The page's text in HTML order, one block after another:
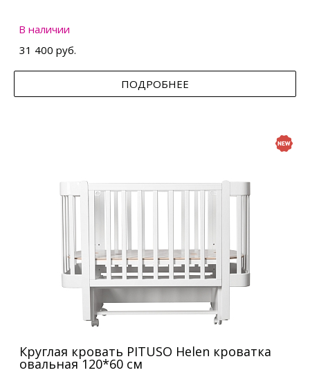
В наличии
31 400 руб.
ПОДРОБНЕЕ
Круглая кровать PITUSO Helen кроватка
овальная 120*60 см